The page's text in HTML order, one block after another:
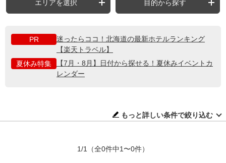
エリアを選択 目的から探す
PR
迷ったらココ！北海道の最新ホテルランキング
【楽天トラベル】
夏休み特集
【7月・8月】日付から探せる！夏休みイベントカ
レンダー
もっと詳しい条件で絞り込む
1/1 （全0件中1〜0件）